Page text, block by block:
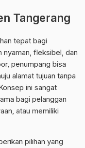
Tangerang
tepat bagi
nyaman, fleksibel, dan
penumpang bisa
alamat tujuan tanpa
ini sangat
bagi pelanggan
atau memiliki
pilihan yang